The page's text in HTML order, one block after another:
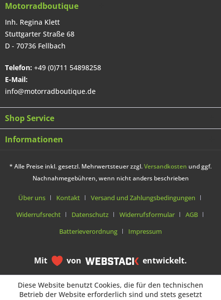
Motorradboutique
Inh. Regina Klett
Stuttgarter Straße 68
D - 70736 Fellbach
Telefon: +49 (0)711 54898258
E-Mail:
info@motorradboutique.de
Shop Service
Informationen
* Alle Preise inkl. gesetzl. Mehrwertsteuer zzgl.Versandkosten und ggf.
Nachnahmegebühren, wenn nicht anders beschrieben
Über uns Kontakt
Versand und Zahlungsbedingungen
Widerrufsrecht
Datenschutz Widerrufsformular
AGB
Batterieverordnung
Impressum
Mit von entwickelt.
Diese Website benutzt Cookies, die für den technischen
Betrieb der Website erforderlich sind und stets gesetzt
Diese Website benutzt Cookies, die für den technischen
Betrieb der Website erforderlich sind und stets gesetzt